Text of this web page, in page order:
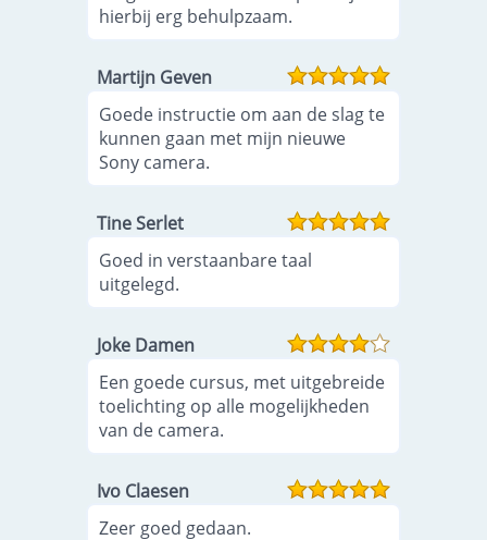
hierbij erg behulpzaam.
Martijn Geven
Goede instructie om aan de slag te
kunnen gaan met mijn nieuwe
Sony camera.
Tine Serlet
Goed in verstaanbare taal
uitgelegd.
Joke Damen
Een goede cursus, met uitgebreide
toelichting op alle mogelijkheden
van de camera.
Ivo Claesen
Zeer goed gedaan.